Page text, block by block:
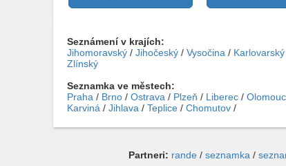
Seznámení v krajích:
Jihomoravský / Jihočeský / Vysočina / Karlovarský
Zlínský
Seznamka ve městech:
Praha / Brno / Ostrava / Plzeň / Liberec / Olomouc
Karviná / Jihlava / Teplice / Chomutov /
Partneri: rande / seznamka /